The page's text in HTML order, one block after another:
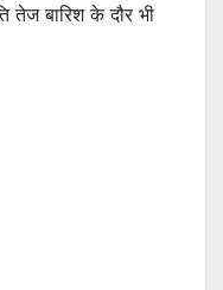
बारिश के दौर भी